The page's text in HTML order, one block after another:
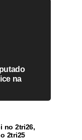
na
no 2tri26,
2tri25